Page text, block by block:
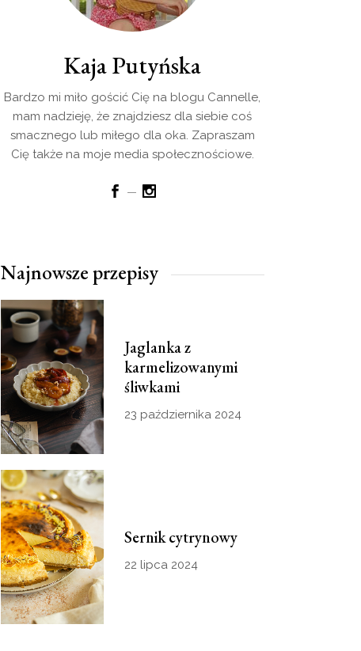
Kaja Putyńska
Bardzo mi miło gościć Cię na blogu Cannelle,
mam nadzieję, że znajdziesz dla siebie coś
smacznego lub miłego dla oka. Zapraszam
Cię także na moje media społecznościowe.
Najnowsze przepisy
Jaglanka z
karmelizowanymi
śliwkami
23 października 2024
Sernik cytrynowy
22 lipca 2024